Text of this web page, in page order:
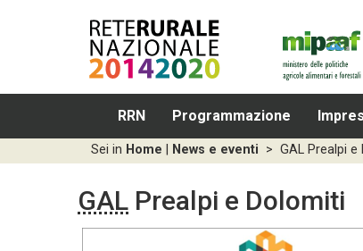
RRN Programmazione
Sei in Home News e eventi > GAL Prealpi
GAL Prealpi e Dolomiti